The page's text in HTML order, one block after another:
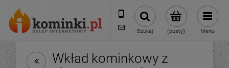
601954074
biuro@ikominki.pl
(pusty)
Szukaj Menu
Wkład kominkowy z